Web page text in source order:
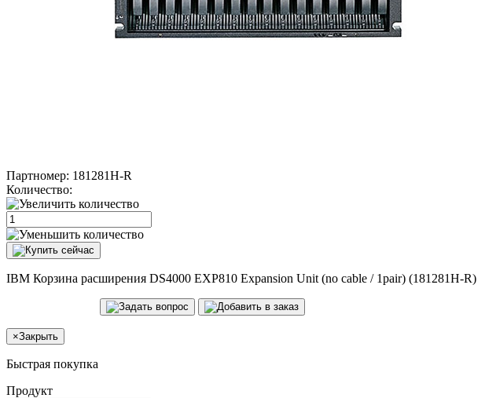
Партномер: 181281H-R
Количество:
IBM Корзина расширения DS4000 EXP810 Expansion Unit (no cable / 1pair) (181281H-R)
×Закрыть
Быстрая покупка
Продукт